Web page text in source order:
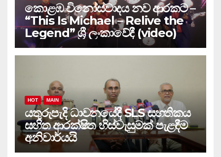
කොළඹ විනෝස්වාදය නව ආරකට –
“This Is Michael – Relive the
Legend” ශ්‍රී ලංකාවේදී (video)
HOT MAIN
යතුරුපැදි ධාවනයේදී SLS සහතිකය
සහිත ආරක්ෂිත හිස්වැසුමක් පැළඳීම
අනිවාර්යයි